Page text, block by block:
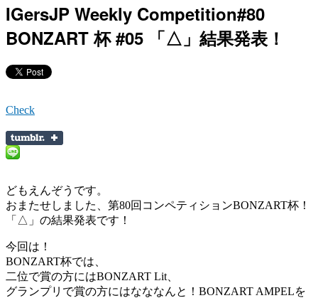
IGersJP Weekly Competition#80
BONZART 杯 #05 「△」結果発表！
Check
どもえんぞうです。
おまたせしました、第80回コンペティションBONZART杯！
「△」の結果発表です！
今回は！
BONZART杯では、
二位で賞の方にはBONZART Lit、
グランプリで賞の方にはなななんと！BONZART AMPELを